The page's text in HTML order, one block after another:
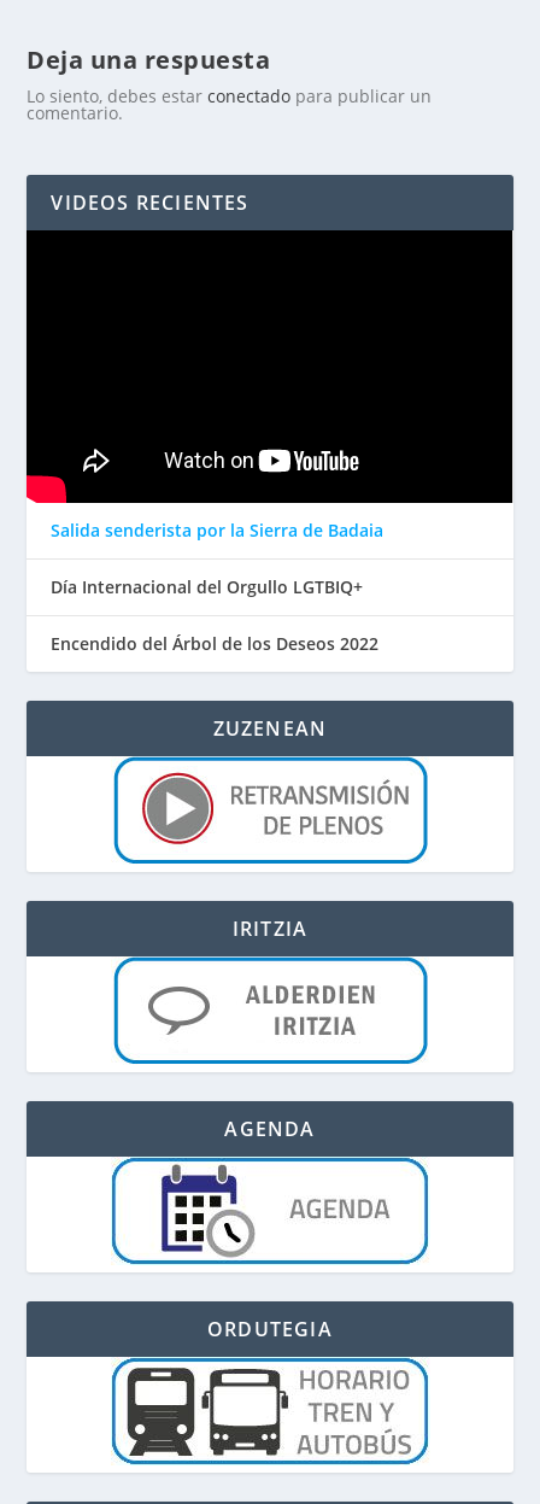
Deja una respuesta
Lo siento, debes estarconectado para publicar un
comentario.
VIDEOS RECIENTES
Salida senderista por la Sierra de Badaia
Día Internacional del Orgullo LGTBIQ+
Encendido del Árbol de los Deseos 2022
ZUZENEAN
IRITZIA
AGENDA
ORDUTEGIA